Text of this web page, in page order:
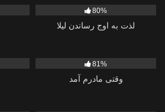
80%
لذت به اوج رساندن لیلا
81%
وقتی مادرم آمد